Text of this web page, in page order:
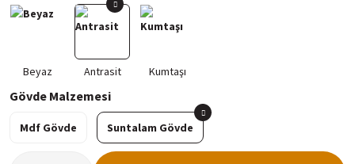
Gövde Malzemesi
Mdf Gövde Suntalam Gövde